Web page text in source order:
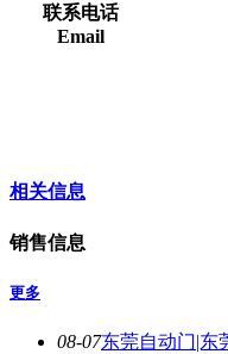
联系电话
Email
相关信息
销售信息
更多
08-07东莞自动门|东